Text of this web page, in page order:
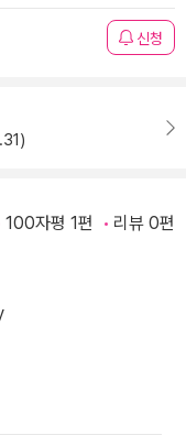
신청
100자평 1편 리뷰 0편